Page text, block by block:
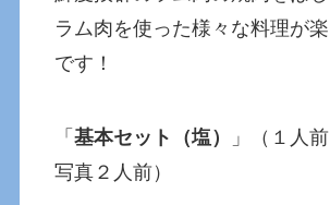
ラム肉を使った様々な料理が
です！
「基本セット（塩）
」（１人
写真２人前）